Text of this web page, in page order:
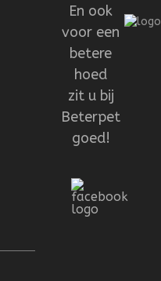
En ook
voor een
betere
hoed
zit u bij
Beterpet
goed!